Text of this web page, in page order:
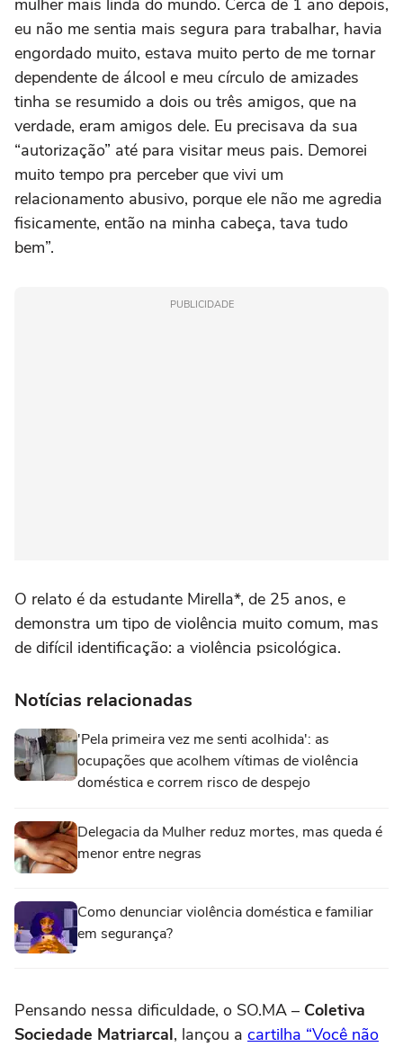
mulher mais linda do mundo. Cerca de 1 ano depois,
eu não me sentia mais segura para trabalhar, havia
engordado muito, estava muito perto de me tornar
dependente de álcool e meu círculo de amizades
tinha se resumido a dois ou três amigos, que na
verdade, eram amigos dele. Eu precisava da sua
“autorização” até para visitar meus pais. Demorei
muito tempo pra perceber que vivi um
relacionamento abusivo, porque ele não me agredia
fisicamente, então na minha cabeça, tava tudo
bem”.
PUBLICIDADE
O relato é da estudante Mirella*, de 25 anos, e
demonstra um tipo de violência muito comum, mas
de difícil identificação: a violência psicológica.
Notícias relacionadas
'Pela primeira vez me senti acolhida': as
ocupações que acolhem vítimas de violência
doméstica e correm risco de despejo
Delegacia da Mulher reduz mortes, mas queda é
menor entre negras
Como denunciar violência doméstica e familiar
em segurança?
Pensando nessa dificuldade, o SO.MA – Coletiva
Sociedade Matriarcal, lançou a cartilha “Você não